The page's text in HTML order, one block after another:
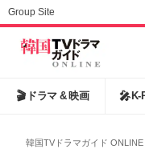
Group Site
🎬 ドラマ & 映画 🎤 K-
韓国TVドラマガイド ONLINE